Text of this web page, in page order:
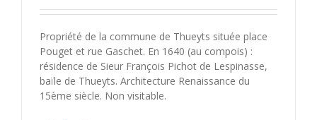
Propriété de la commune de Thueyts située place
Pouget et rue Gaschet. En 1640 (au compois) :
résidence de Sieur François Pichot de Lespinasse,
baïle de Thueyts. Architecture Renaissance du
15ème siècle. Non visitable.